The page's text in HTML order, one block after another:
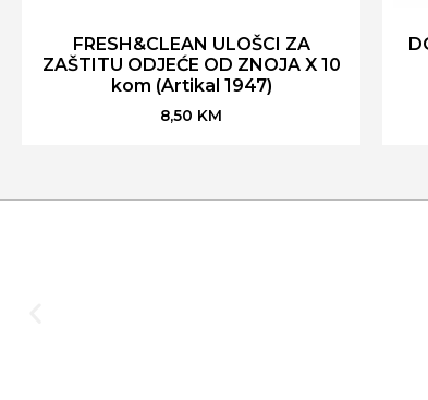
FRESH&CLEAN ULOŠCI ZA
ZAŠTITU ODJEĆE OD ZNOJA X 10
kom (Artikal 1947)
8,50 KM